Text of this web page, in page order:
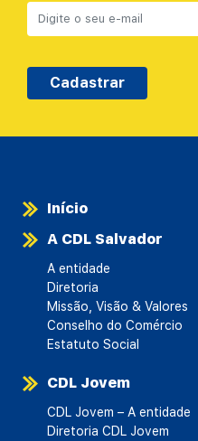
Cadastrar
Início
A CDL Salvador
A entidade
Diretoria
Missão, Visão & Valores
Conselho do Comércio
Estatuto Social
CDL Jovem
CDL Jovem – A entidade
Diretoria CDL Jovem